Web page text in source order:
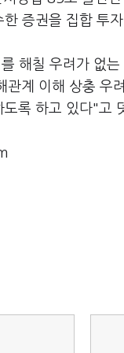
증권을 집합 투
해칠 우려가 없
계 이해 상충 우
록 하고 있다"고